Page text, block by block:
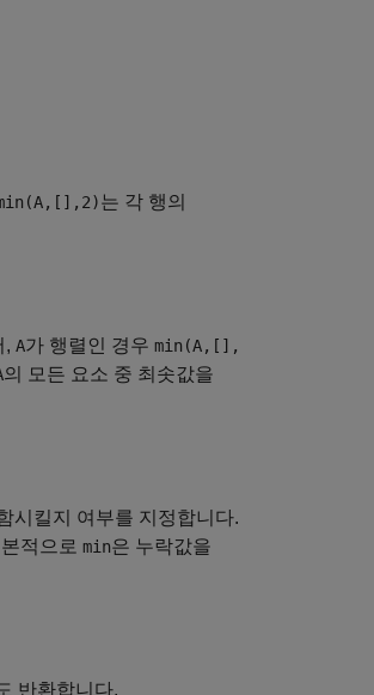
는 각 행의
, A가 행렬인 경우 min(A,[],
의 모든 요소 중 최솟값을
시킬지 여부를 지정합니다.
적으로 min은 누락값을
반환합니다.